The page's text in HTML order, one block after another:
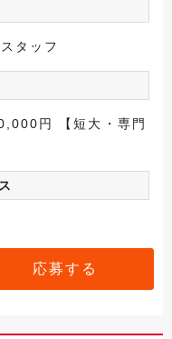
タッフ
円 【短大・専門
応募する